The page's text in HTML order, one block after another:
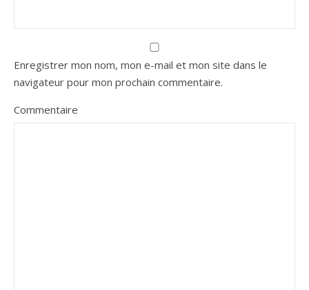
Enregistrer mon nom, mon e-mail et mon site dans le
navigateur pour mon prochain commentaire.
Commentaire